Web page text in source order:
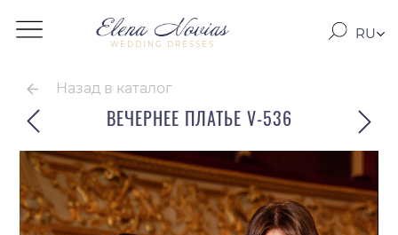
WEDDING DRESSES
RU
Назад в каталог
ВЕЧЕРНЕЕ ПЛАТЬЕ V-536